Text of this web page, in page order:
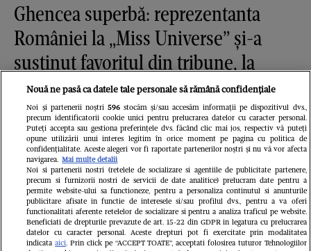
Ghencea superbă: reprezentanta
României la „Miss Universe” și-a
susținut favoritul din tribune, la
FCSB - FC Argeș
Redactia.ro
Veste dureroasă înainte de Sfântul
Nouă ne pasă ca datele tale personale să rămână confidențiale
Noi și partenerii noștri 596stocăm și/sau accesăm informații pe dispozitivul dvs.,
precum identificatorii cookie unici pentru prelucrarea datelor cu caracter personal.
Puteți accepta sau gestiona preferințele dvs. făcând clic mai jos, respectiv vă puteți
opune utilizării unui interes legitim în orice moment pe pagina cu politica de
confidențialitate. Aceste alegeri vor fi raportate partenerilor noștri și nu vă vor afecta
navigarea. Mai multe detalii
Noi si partenerii nostri (retelele de socializare si agentiile de publicitate partenere,
precum si furnizorii nostri de servicii de date analitice) prelucram date pentru a
permite website-ului sa functioneze, pentru a personaliza continutul si anunturile
publicitare afisate in functie de interesele si/sau profilul dvs., pentru a va oferi
functionalitati aferente retelelor de socializare si pentru a analiza traficul pe website.
Beneficiati de drepturile prevazute de art. 15-22 din GDPR in legatura cu prelucrarea
datelor cu caracter personal. Aceste drepturi pot fi exercitate prin modalitatea
indicataaici. Prin click pe “ACCEPT TOATE”, acceptati folosirea tuturor Tehnologiilor